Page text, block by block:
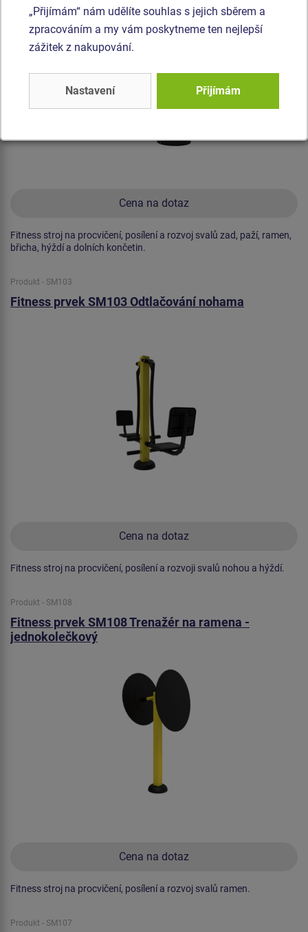
Cena na dotaz
Fitness stroj na procvičení, posílení a rozvoj svalů zad, paží, ramen,
břicha, hýždí a dolních končetin.
Produkt - SM103
Fitness prvek SM103 Odtlačování nohama
Cena na dotaz
Fitness stroj na procvičení, posílení a rozvoji svalů nohou a hýždí.
Produkt - SM108
Fitness prvek SM108 Trenažér na ramena -
jednokolečkový
Cena na dotaz
Fitness stroj na procvičení, posílení a rozvoj svalů ramen.
Produkt - SM107
„Přijímám“ nám udělíte souhlas s jejich sběrem a
zpracováním a my vám poskytneme ten nejlepší
zážitek z nakupování.
Nastavení Přijímám